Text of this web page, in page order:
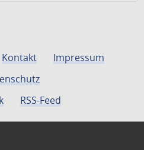
Kontakt
Impressum
RSS-Feed